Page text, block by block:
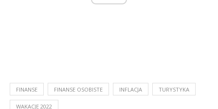
FINANSE FINANSE OSOBISTE INFLACJA TURYSTYKA
WAKACJE 2022